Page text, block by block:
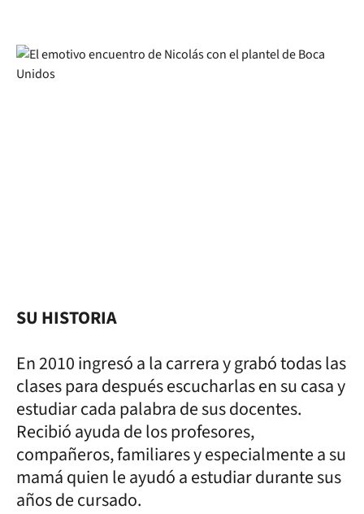
SU HISTORIA
En 2010 ingresó a la carrera y grabó todas las
clases para después escucharlas en su casa y
estudiar cada palabra de sus docentes.
Recibió ayuda de los profesores,
compañeros, familiares y especialmente a su
mamá quien le ayudó a estudiar durante sus
años de cursado.